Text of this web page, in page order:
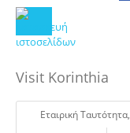
Visit Korinthia
Eταιρική Tαυτότητα,